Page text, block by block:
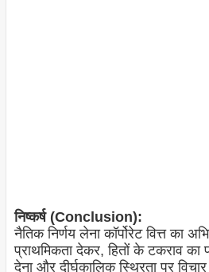
निष्कर्ष (Conclusion):
नैतिक निर्णय लेना कॉर्पोरेट वित्त का
प्राथमिकता देकर, हितों के टकराव का
देना और दीर्घकालिक स्थिरता पर